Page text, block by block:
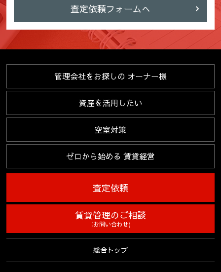
査定依頼フォームへ
管理会社をお探しの オーナー様
資産を活用したい
空室対策
ゼロから始める 賃貸経営
査定依頼
賃貸管理のご相談
（お問い合わせ)
総合トップ